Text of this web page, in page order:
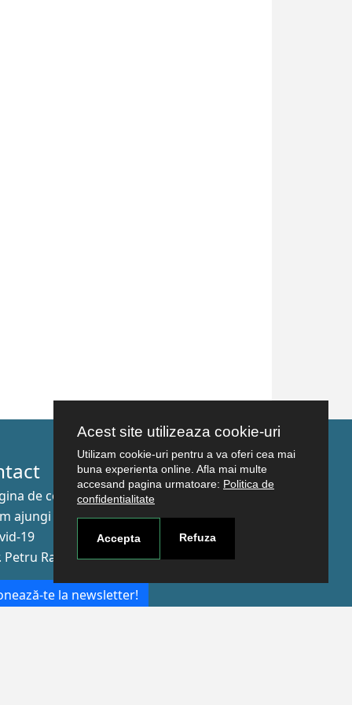
Acest site utilizeaza cookie-uri
Utilizam cookie-uri pentru a va oferi cea mai
buna experienta online. Afla mai multe
accesand pagina urmatoare: Politica de
confidentialitate
Accepta Refuza
de contact
ajungi aici
19
Petru Rareş nr.2, Craiova, 200349
te la newsletter!